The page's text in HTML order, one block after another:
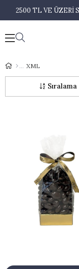
2500 TL VE ÜZERİ
XML
Sıralama